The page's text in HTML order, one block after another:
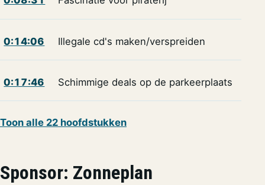
0:14:06 Illegale cd's maken/verspreiden
0:17:46 Schimmige deals op de parkeerplaats
Toon alle 22 hoofdstukken
Sponsor: Zonneplan